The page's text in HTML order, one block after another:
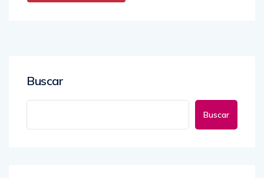
Buscar
Buscar